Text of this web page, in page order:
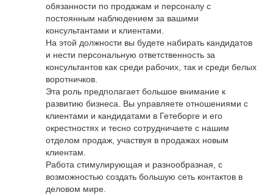
обязанности по продажам и персоналу с
постоянным наблюдением за вашими
консультантами и клиентами.
На этой должности вы будете набирать кандидатов
и нести персональную ответственность за
консультантов как среди рабочих, так и среди белых
воротничков.
Эта роль предполагает большое внимание к
развитию бизнеса. Вы управляете отношениями с
клиентами и кандидатами в Гетеборге и его
окрестностях и тесно сотрудничаете с нашим
отделом продаж, участвуя в продажах новым
клиентам.
Работа стимулирующая и разнообразная, с
возможностью создать большую сеть контактов в
деловом мире.